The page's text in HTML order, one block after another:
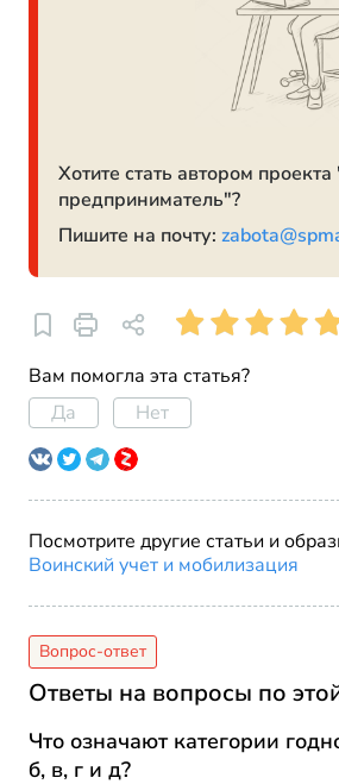
Хотите стать автором
предприниматель"?
Пишите на почту:
Вам помогла эта статья?
Да
Нет
Посмотрите другие статьи и
Воинский учет и мобилизация
Ответы на вопросы по
Что означают категории
б, в, г и д?